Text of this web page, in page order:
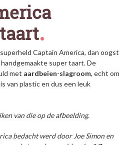
Captain America, dan oogst
super taart. De
met aardbeien-slagroom, echt om
van plastic en dus een leuk
van die op de afbeelding.
bedacht werd door Joe Simon en